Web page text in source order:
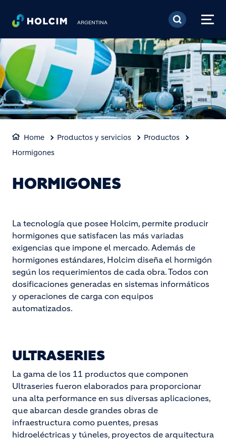
Pasar al contenido
ARGENTINA
Home Productos y servicios
Productos
Hormigones
HORMIGONES
La tecnología que posee Holcim, permite producir
hormigones que satisfacen las más variadas
exigencias que impone el mercado. Además de
hormigones estándares, Holcim diseña el hormigón
según los requerimientos de cada obra.Todos con
dosificaciones generadas en sistemas informáticos
y operaciones de carga con equipos
automatizados.
ULTRASERIES
La gama de los 11 productos que componen
Ultraseries fueron elaborados para proporcionar
una alta performance en sus diversas aplicaciones,
que abarcan desde grandes obras de
infraestructura como puentes, presas
hidroeléctricas y túneles, proyectos de arquitectura